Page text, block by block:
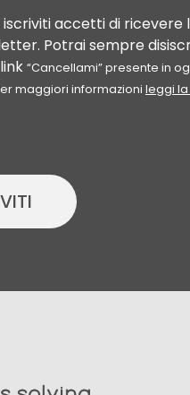
iscriviti accetti di ricevere
Potrai sempre
“Cancellami” presente in
maggiori informazioni leggi